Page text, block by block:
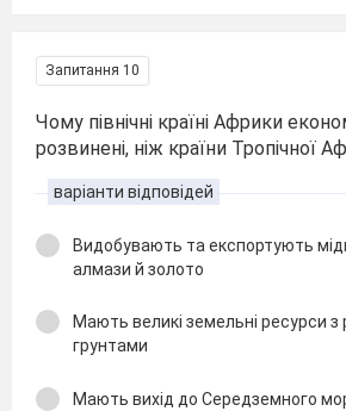
Запитання 10
Чому північні країні Африки
розвинені, ніж країни Тропічної
варіанти відповідей
Видобувають та експортують
алмази й золото
Мають великі земельні ресурси
грунтами
Мають вихід до Середземного